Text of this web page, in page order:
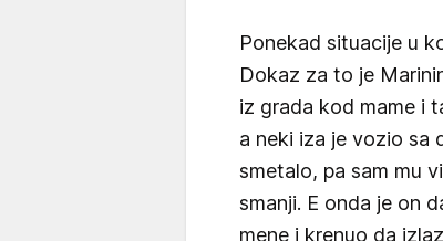
Ponekad situacije u
Dokaz za to je
iz grada kod mame i
a neki iza je vozio sa
smetalo, pa sam mu
smanji. E onda je on
mene i krenuo da